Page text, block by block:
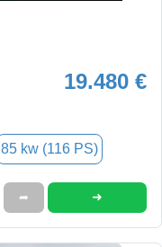
19.480 €
85 kw (116 PS)
➦ ➜